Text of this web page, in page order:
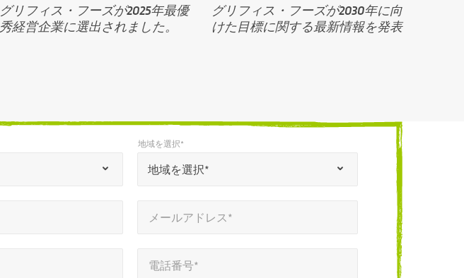
グリフィス・フーズが2025年最優
秀経営企業に選出されました。
グリフィス・フーズが2030年に向
けた目標に関する最新情報を発表
地域を選択*
地域を選択*
メールアドレス*
電話番号*